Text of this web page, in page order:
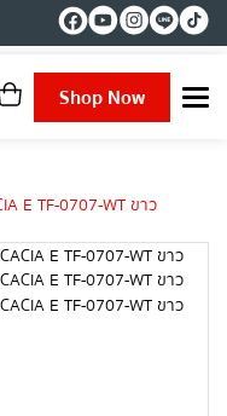
Shop Now
T
n
E TF-0707-WT ขาว